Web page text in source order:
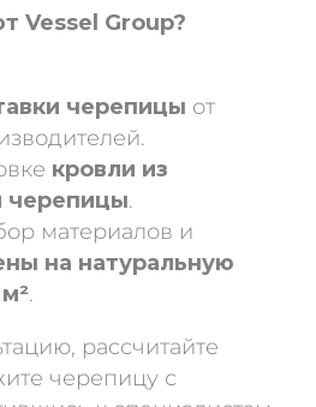
Vessel Group?
черепицы от
кровли из
черепицы.
материалов и
на натуральную
.
рассчитайте
черепицу с